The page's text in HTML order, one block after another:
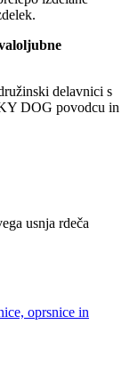
delavnici s
DOG povodcu in
usnja rdeča
oprsnice in